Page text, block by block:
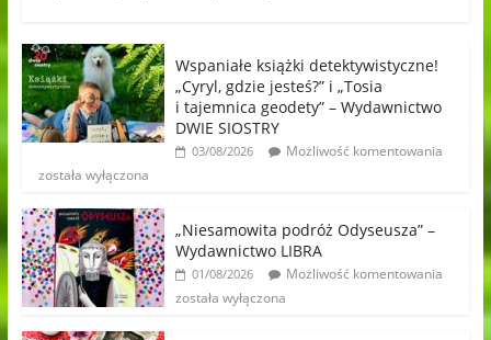
Wspaniałe książki detektywistyczne!
„Cyryl, gdzie jesteś?” i „Tosia
i tajemnica geodety” – Wydawnictwo
DWIE SIOSTRY
03/08/2026
Możliwość komentowania
została wyłączona
„Niesamowita podróż Odyseusza” –
Wydawnictwo LIBRA
01/08/2026
Możliwość komentowania
została wyłączona